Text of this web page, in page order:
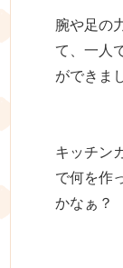
腕や足の
て、一人
ができま
キッチン
で何を作
かなぁ？